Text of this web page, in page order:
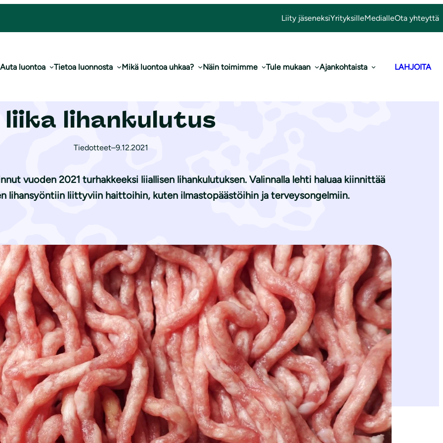
Liity jäseneksiYrityksilleMedialleOta yhteyttä
Auta luontoa Tietoa luonnosta Mikä luontoa uhkaa? Näin toimimme Tule mukaan Ajankohtaista LAHJOITA
turhake on liika lihankulutus
liika lihankulutus
Tiedotteet–9.12.2021
vuoden 2021 turhakkeeksi liiallisen lihankulutuksen. Valinnalla lehti haluaa kiinnittää
lihansyöntiin liittyviin haittoihin, kuten ilmastopäästöihin ja terveysongelmiin.
40 prosenttia viidessä vuosikymmenessä. Ruokailutottumuksemme ovat vahingollisia luonnolle,